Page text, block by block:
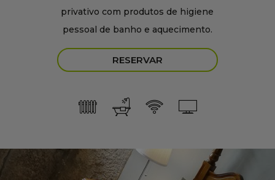
privativo com produtos de higiene
pessoal de banho e aquecimento.
RESERVAR